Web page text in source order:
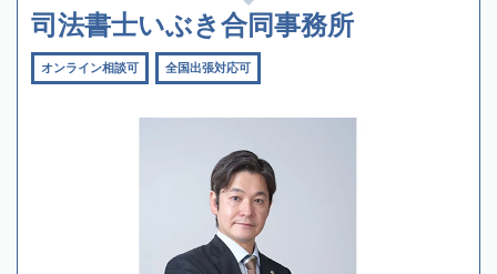
司法書士いぶき合同事務所
オンライン相談可 全国出張対応可